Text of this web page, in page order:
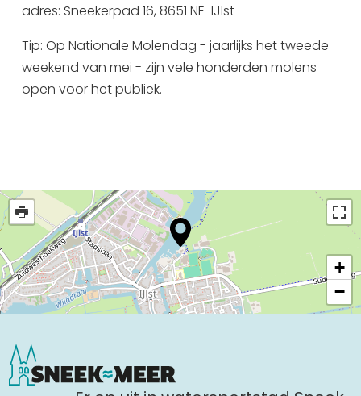
adres: Sneekerpad 16, 8651 NE IJlst
Tip: Op Nationale Molendag - jaarlijks het tweede
weekend van mei - zijn vele honderden molens
open voor het publiek.
+
−